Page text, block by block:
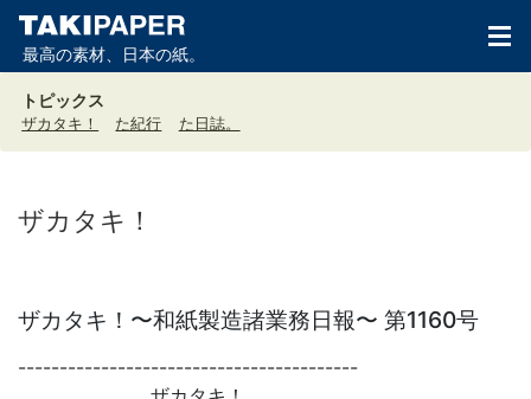
最高の素材、日本の紙。
トピックス
ザカタキ！ た紀行 た日誌。
ザカタキ！
ザカタキ！〜和紙製造諸業務日報〜 第1160号
-----------------------------------------